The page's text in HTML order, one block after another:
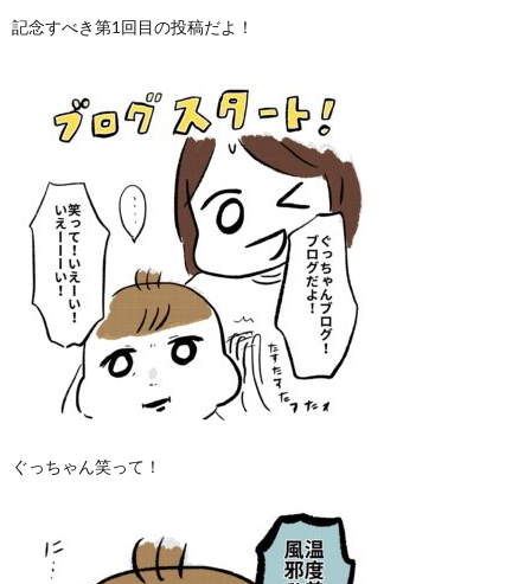
記念すべき第1回目の投稿だよ！
ぐっちゃん笑って！